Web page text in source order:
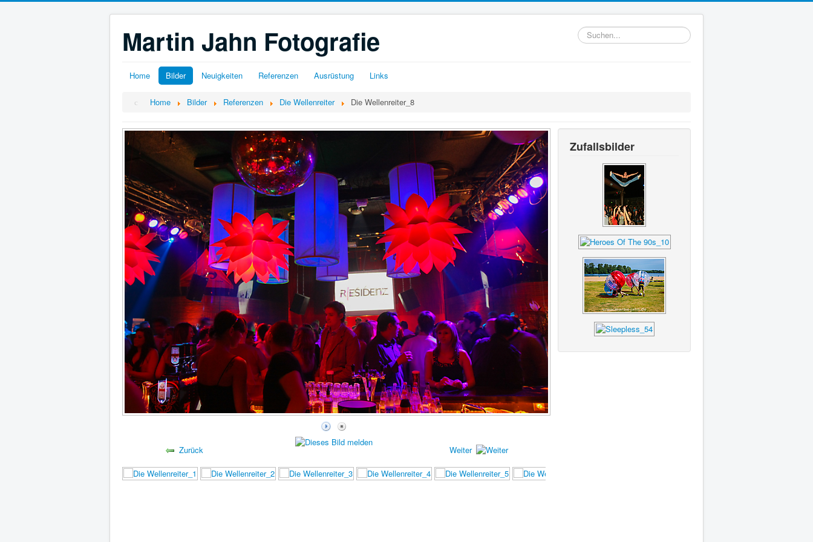
Martin Jahn Fotografie Suchen...
Home Bilder Neuigkeiten Referenzen Ausrüstung Links
Home Bilder Referenzen Die Wellenreiter Die Wellenreiter_8
Zurück Weiter
Zufallsbilder